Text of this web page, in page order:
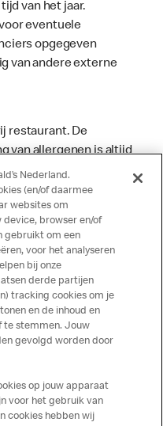
van het jaar.
eventuele
opgegeven
van andere externe
restaurant. De
van allergenen is altijd
niet garanderen dat
bevatten.
aansprakelijkheid
binnenkrijgen van (een
klachten krijgt. Alle
van dierlijke
er naar om de
altijd up to date
is alleen van
producten. Voor
en allergenen kijk
McDonald’s App.
Nederland.
(en/of daarmee
websites om
device, browser en/of
gebruikt om een
voor het analyseren
bij onze
derde partijen
tracking cookies om je
en de inhoud en
te stemmen. Jouw
gevolgd worden door
op jouw apparaat
voor het gebruik van
cookies hebben wij